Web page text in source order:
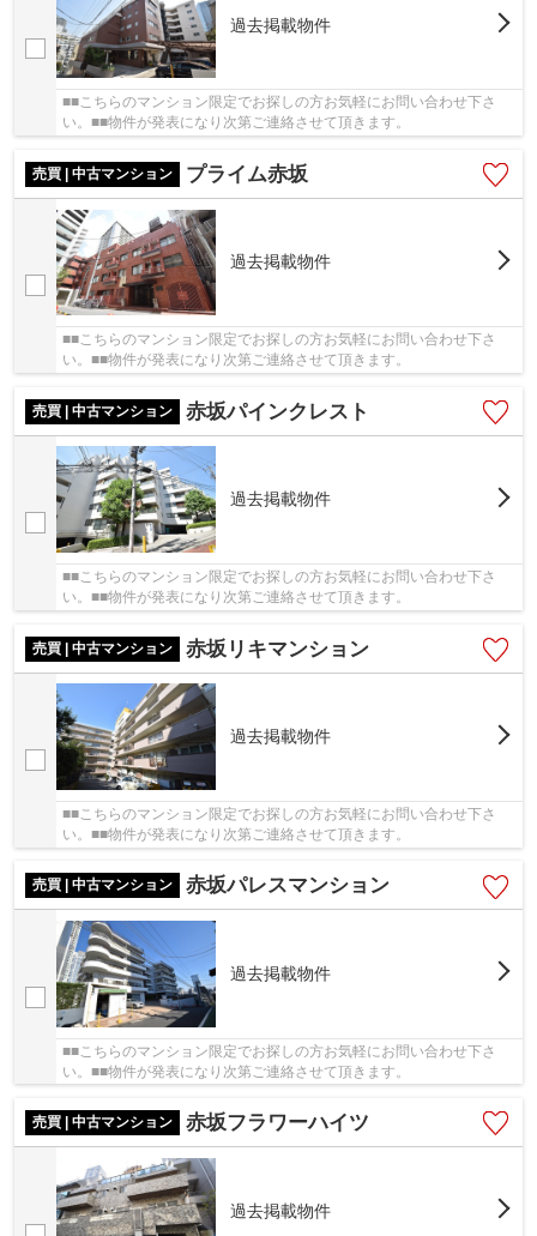
過去掲載物件
■■こちらのマンション限定でお探しの方お気軽にお問い合わせ下さ
い。■■物件が発表になり次第ご連絡させて頂きます。
売買 | 中古マンション プライム赤坂
過去掲載物件
■■こちらのマンション限定でお探しの方お気軽にお問い合わせ下さ
い。■■物件が発表になり次第ご連絡させて頂きます。
売買 | 中古マンション 赤坂パインクレスト
過去掲載物件
■■こちらのマンション限定でお探しの方お気軽にお問い合わせ下さ
い。■■物件が発表になり次第ご連絡させて頂きます。
売買 | 中古マンション 赤坂リキマンション
過去掲載物件
■■こちらのマンション限定でお探しの方お気軽にお問い合わせ下さ
い。■■物件が発表になり次第ご連絡させて頂きます。
売買 | 中古マンション 赤坂パレスマンション
過去掲載物件
■■こちらのマンション限定でお探しの方お気軽にお問い合わせ下さ
い。■■物件が発表になり次第ご連絡させて頂きます。
売買 | 中古マンション 赤坂フラワーハイツ
過去掲載物件